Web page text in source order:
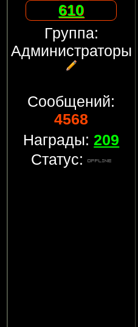
610
Группа:
Администраторы
Сообщений:
4568
Награды:209
Статус: